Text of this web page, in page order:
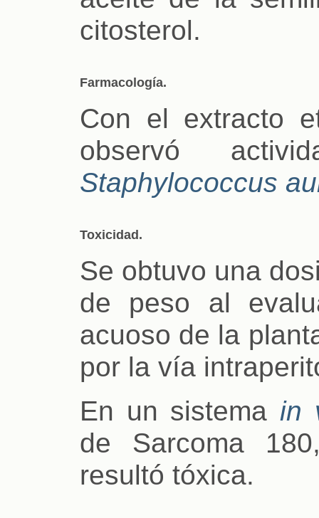
citosterol.
Farmacología.
Con el extracto
observó
Staphylococcus
Toxicidad.
Se obtuvo una
de peso al
acuoso de la
por la vía
En un sistema in
de Sarcoma
resultó tóxica.